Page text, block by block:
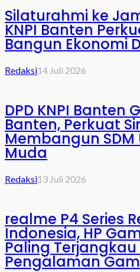
Silaturahmi ke
KNPI Banten
Bangun Ekonomi
Redaksi14 Juli 2026
DPD KNPI Banten
Banten, Perkuat
Membangun
Muda
Redaksi13 Juli 2026
realme P4 Series
Indonesia, HP
Paling
Pengalaman